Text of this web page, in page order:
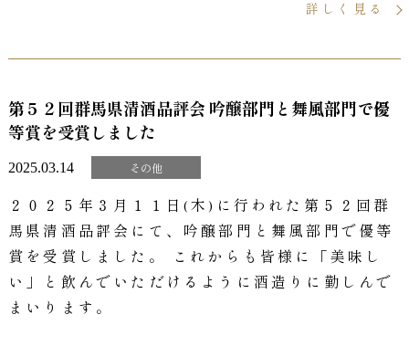
詳しく見る
2025.03.14 その他
第５２回群馬県清酒品評会 吟醸部門と舞風部門で優
等賞を受賞しました
２０２５年３月１１日(木)に行われた第５２回群
馬県清酒品評会にて、吟醸部門と舞風部門で優等
賞を受賞しました。 これからも皆様に「美味し
い」と飲んでいただけるように酒造りに勤しんで
まいります。